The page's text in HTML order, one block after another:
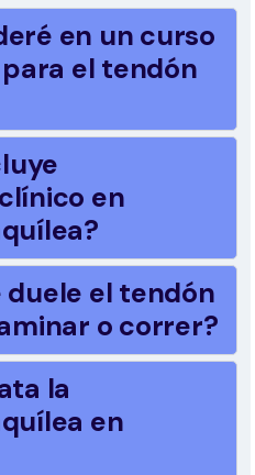
en un curso
el tendón
en
duele el tendón
o correr?
la
en